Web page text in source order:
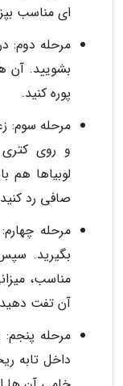
ای مناسب
مرحله دوم:
بشویید. آن
پوره کنید.
مرحله سوم:
و روی کتری
لوبیاها هم
صافی رد کنید
مرحله
بگیرید.
مناسب،
آن تفت
مرحله پنجم:
داخل تابه